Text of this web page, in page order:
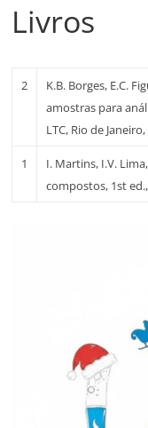
Livros
2
K.B. Borges, E.C.
amostras para
LTC, Rio de
1
I. Martins, I.V.
compostos, 1st